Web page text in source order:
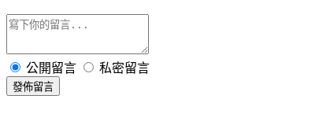
公開留言 私密留言
發佈留言